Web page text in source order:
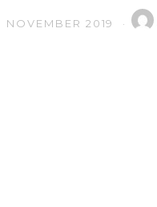
NOVEMBER 2019